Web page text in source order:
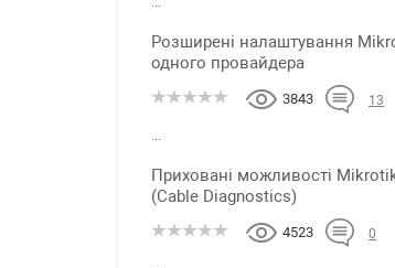
Розширені налаштування
одного провайдера
3843 13
Приховані можливості
(Cable Diagnostics)
4523 0